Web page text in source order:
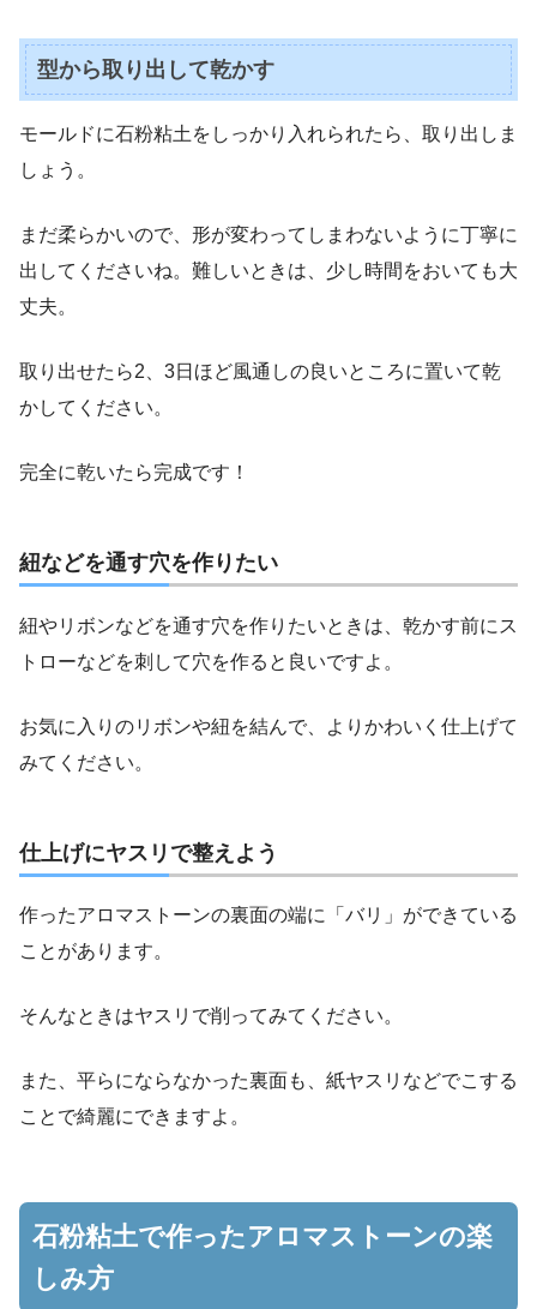
型から取り出して乾かす
モールドに石粉粘土をしっかり入れられたら、取り出しま
しょう。
まだ柔らかいので、形が変わってしまわないように丁寧に
出してくださいね。難しいときは、少し時間をおいても大
丈夫。
取り出せたら2、3日ほど風通しの良いところに置いて乾
かしてください。
完全に乾いたら完成です！
紐などを通す穴を作りたい
紐やリボンなどを通す穴を作りたいときは、乾かす前にス
トローなどを刺して穴を作ると良いですよ。
お気に入りのリボンや紐を結んで、よりかわいく仕上げて
みてください。
仕上げにヤスリで整えよう
作ったアロマストーンの裏面の端に「バリ」ができている
ことがあります。
そんなときはヤスリで削ってみてください。
また、平らにならなかった裏面も、紙ヤスリなどでこする
ことで綺麗にできますよ。
石粉粘土で作ったアロマストーンの楽
しみ方